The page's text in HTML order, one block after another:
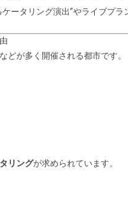
ータリング演出”やライブプ
どが多く開催される都市です。
リングが求められています。